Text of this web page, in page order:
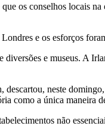
os conselhos locais
e os esforços
diversões e museus. A
neste
como a única maneira
não